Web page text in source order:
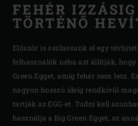
FEHÉR IZZÁSIG
TÖRTÉNŐ
Először is oszlassunk el egy tévhitet.
felhasználók néha azt állítják,
Green Egget, amíg fehér nem lesz.
nagyon hosszú ideig rendkívül
tartják az EGG-et. Tudni kell
használja a Big Green Egget, az